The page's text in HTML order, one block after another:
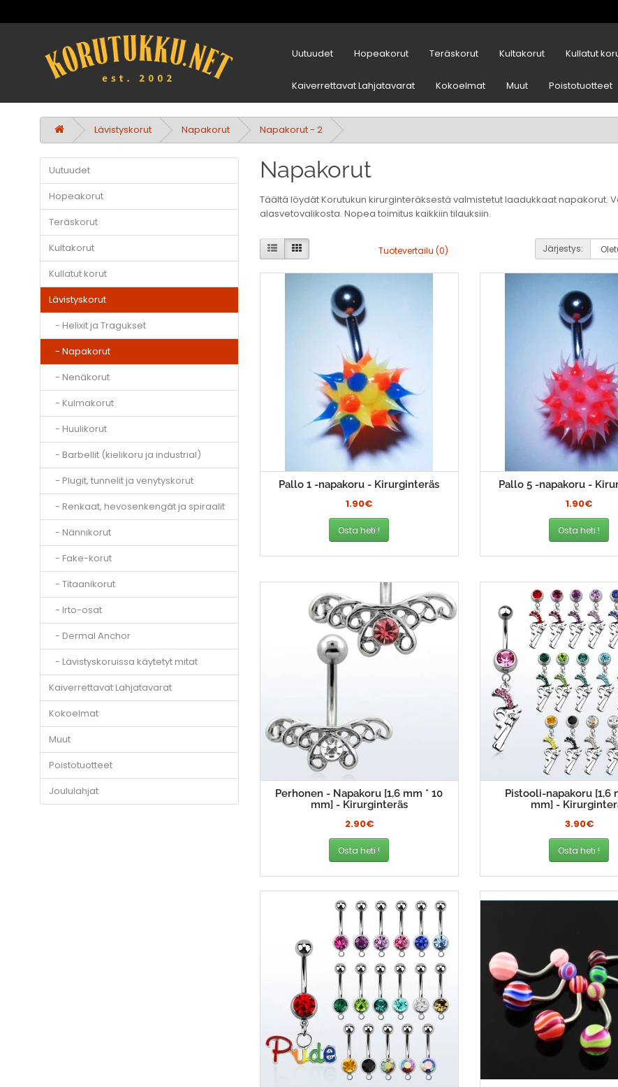
Uutuudet Hopeakorut Teräskorut Kultakorut Kullatut
Kaiverrettavat Lahjatavarat Kokoelmat Muut Poistotuotteet
Lävistyskorut Napakorut Napakorut - 2
Uutuudet
Hopeakorut
Teräskorut
Kultakorut
Kullatut korut
Lävistyskorut
- Helixit ja Tragukset
- Napakorut
- Nenäkorut
- Kulmakorut
- Huulikorut
- Barbellit (kielikoru ja industrial)
- Plugit, tunnelit ja venytyskorut
- Renkaat, hevosenkengät ja spiraalit
- Nännikorut
- Fake-korut
- Titaanikorut
- Irto-osat
- Dermal Anchor
- Lävistyskoruissa käytetyt mitat
Kaiverrettavat Lahjatavarat
Kokoelmat
Muut
Poistotuotteet
Joululahjat
Napakorut
Täältä löydät Korutukun kirurginteräksestä valmistetut laadukkaat napakorut.
alasvetovalikosta. Nopea toimitus kaikkiin tilauksiin.
Tuotevertailu (0) Järjestys:
Pallo 1 -napakoru - Kirurginteräs
1.90€
Osta heti !
Pallo 5 -napakoru -
1.90€
Osta heti !
Perhonen - Napakoru [1,6 mm * 10
mm] - Kirurginteräs
2.90€
Osta heti !
Pistooli-napakoru [1,6
mm] -
3.90€
Osta heti !